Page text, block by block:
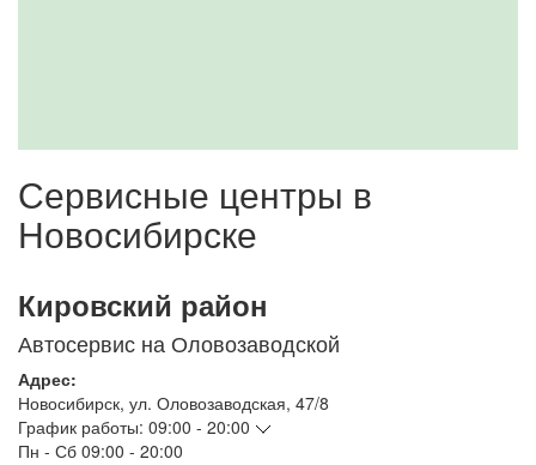
Сервисные центры в
Новосибирске
Кировский район
Автосервис на Оловозаводской
Адрес:
Новосибирск, ул. Оловозаводская, 47/8
График работы: 09:00 - 20:00
Пн - Сб 09:00 - 20:00